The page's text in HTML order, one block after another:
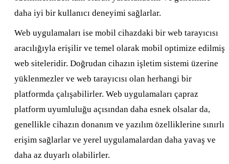
daha iyi bir kullanıcı deneyimi sağlarlar.
Web uygulamaları ise mobil cihazdaki bir web tarayıcısı
aracılığıyla erişilir ve temel olarak mobil optimize edilmiş
web siteleridir. Doğrudan cihazın işletim sistemi üzerine
yüklenmezler ve web tarayıcısı olan herhangi bir
platformda çalışabilirler. Web uygulamaları çapraz
platform uyumluluğu açısından daha esnek olsalar da,
genellikle cihazın donanım ve yazılım özelliklerine sınırlı
erişim sağlarlar ve yerel uygulamalardan daha yavaş ve
daha az duyarlı olabilirler.